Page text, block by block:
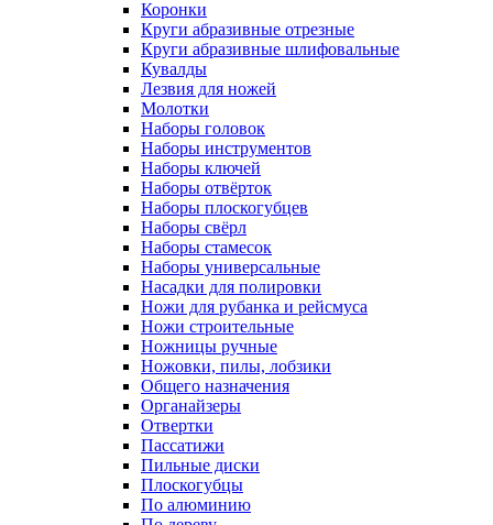
Коронки
Круги абразивные отрезные
Круги абразивные шлифовальные
Кувалды
Лезвия для ножей
Молотки
Наборы головок
Наборы инструментов
Наборы ключей
Наборы отвёрток
Наборы плоскогубцев
Наборы свёрл
Наборы стамесок
Наборы универсальные
Насадки для полировки
Ножи для рубанка и рейсмуса
Ножи строительные
Ножницы ручные
Ножовки, пилы, лобзики
Общего назначения
Органайзеры
Отвертки
Пассатижи
Пильные диски
Плоскогубцы
По алюминию